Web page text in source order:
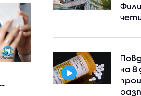
на 8